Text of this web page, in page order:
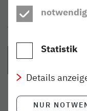
Teilen:
{{Link öffnet{{Link
notwendig
Statistik
Details
NUR